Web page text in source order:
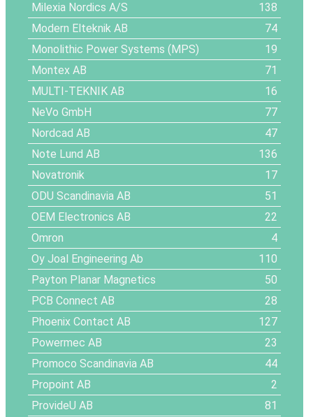
Milexia Nordics A/S
138
Modern Elteknik AB
74
Monolithic Power Systems (MPS)
19
Montex AB
71
MULTI-TEKNIK AB
16
NeVo GmbH
77
Nordcad AB
47
Note Lund AB
136
Novatronik
17
ODU Scandinavia AB
51
OEM Electronics AB
22
Omron
4
Oy Joal Engineering Ab
110
Payton Planar Magnetics
50
PCB Connect AB
28
Phoenix Contact AB
127
Powermec AB
23
Promoco Scandinavia AB
44
Propoint AB
2
ProvideU AB
81